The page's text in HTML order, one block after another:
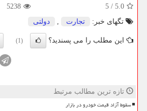
5.0
/
5
5238
تگهای خبر:
تجارت , دولتی
این مطلب را می پسندید؟ (1)
تازه ترین مطالب مرتبط
سقوط آزاد قیمت خودرو در بازار